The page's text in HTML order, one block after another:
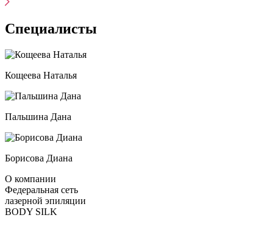
Специалисты
Кощеева Наталья
Пальшина Дана
Борисова Диана
О компании
Федеральная сеть
лазерной эпиляции
BODY SILK